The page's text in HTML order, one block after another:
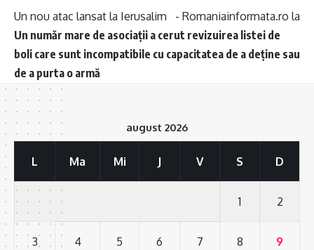
Un nou atac lansat la Ierusalim - Romaniainformata.ro la
Un număr mare de asociații a cerut revizuirea listei de
boli care sunt incompatibile cu capacitatea de a deține sau
de a purta o armă
august 2026
L Ma Mi J V S D
1 2
3 4 5 6 7 8 9